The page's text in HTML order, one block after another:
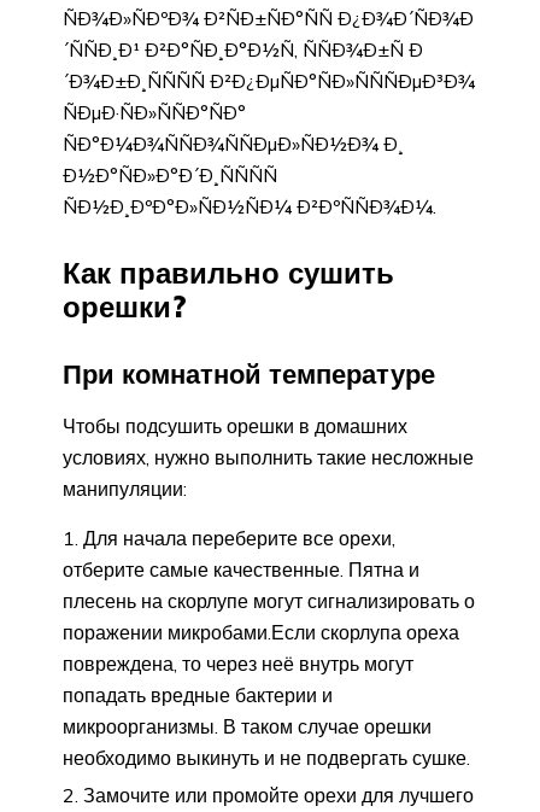
ÑÐ¾Ð»ÑÐºÐ¾ Ð²ÑÐ±ÑÐ°ÑÑ Ð¿Ð¾Ð´ÑÐ¾Ð
´ÑÑÐ¸Ð¹ Ð²Ð°ÑÐ¸Ð°Ð½Ñ, ÑÑÐ¾Ð±Ñ Ð
´Ð¾Ð±Ð¸ÑÑÑÑ Ð²Ð¿ÐµÑÐ°ÑÐ»ÑÑÑÐµÐ³Ð¾
ÑÐµÐ·ÑÐ»ÑÑÐ°ÑÐ°
ÑÐ°Ð¼Ð¾ÑÑÐ¾ÑÑÐµÐ»ÑÐ½Ð¾ Ð¸
Ð½Ð°ÑÐ»Ð°Ð´Ð¸ÑÑÑÑ
ÑÐ½Ð¸ÐºÐ°Ð»ÑÐ½ÑÐ¼ Ð²ÐºÑÑÐ¾Ð¼.
Как правильно сушить
орешки?
При комнатной температуре
Чтобы подсушить орешки в домашних
условиях, нужно выполнить такие несложные
манипуляции:
Для начала переберите все орехи,
отберите самые качественные. Пятна и
плесень на скорлупе могут сигнализировать о
поражении микробами.Если скорлупа ореха
повреждена, то через неё внутрь могут
попадать вредные бактерии и
микроорганизмы. В таком случае орешки
необходимо выкинуть и не подвергать сушке.
Замочите или промойте орехи для лучшего